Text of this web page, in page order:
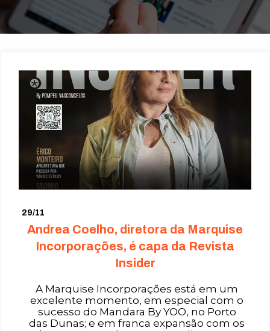
29/11
Andrea Coelho, diretora da Marquise
Incorporações, é capa da Revista
Insider
A Marquise Incorporações está em um
excelente momento, em especial com o
sucesso do Mandara By YOO, no Porto
das Dunas; e em franca expansão com os